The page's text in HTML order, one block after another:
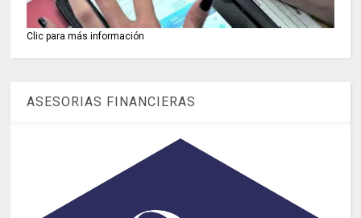
Clic para más información
ASESORIAS FINANCIERAS